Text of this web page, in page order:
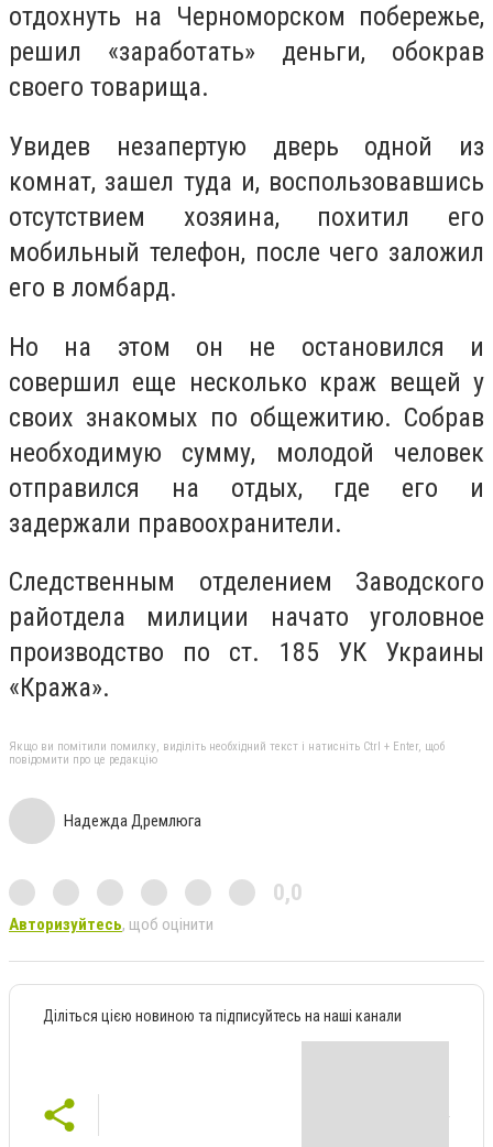
отдохнуть на Черноморском побережье,
решил «заработать» деньги, обокрав
своего товарища.
Увидев незапертую дверь одной из
комнат, зашел туда и, воспользовавшись
отсутствием хозяина, похитил его
мобильный телефон, после чего заложил
его в ломбард.
Но на этом он не остановился и
совершил еще несколько краж вещей у
своих знакомых по общежитию. Собрав
необходимую сумму, молодой человек
отправился на отдых, где его и
задержали правоохранители.
Следственным отделением Заводского
райотдела милиции начато уголовное
производство по ст. 185 УК Украины
«Кража».
Якщо ви помітили помилку, виділіть необхідний текст і натисніть Ctrl + Enter, щоб
повідомити про це редакцію
Надежда Дремлюга
0,0
Авторизуйтесь, щоб оцінити
Діліться цією новиною та підписуйтесь на наші канали